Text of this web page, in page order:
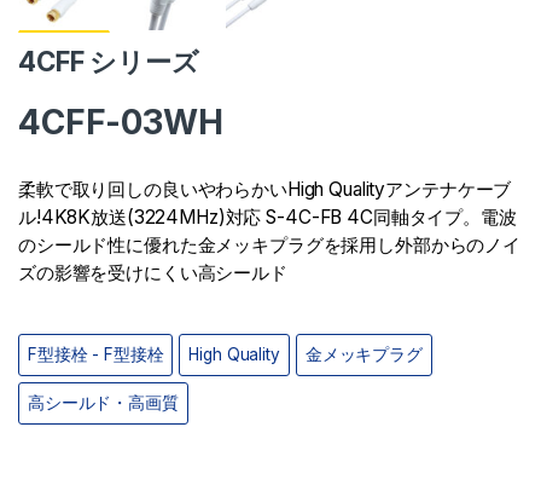
4CFF シリーズ
4CFF-03WH
柔軟で取り回しの良いやわらかいHigh Qualityアンテナケーブ
ル!4K8K放送(3224MHz)対応 S-4C-FB 4C同軸タイプ。電波
のシールド性に優れた金メッキプラグを採用し外部からのノイ
ズの影響を受けにくい高シールド
F型接栓 - F型接栓 High Quality 金メッキプラグ
高シールド・高画質